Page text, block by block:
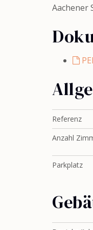
Aachener
Referenz
Anzahl
Parkplatz